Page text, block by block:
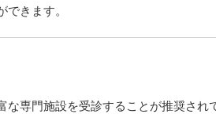
きます。
専門施設を受診することが推奨され